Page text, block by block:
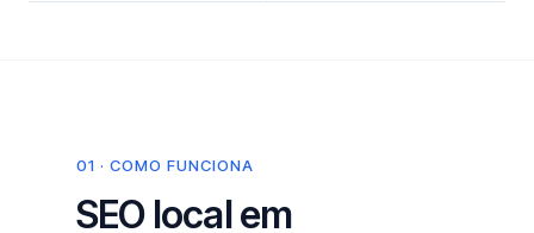
01 · COMO FUNCIONA
SEO local em